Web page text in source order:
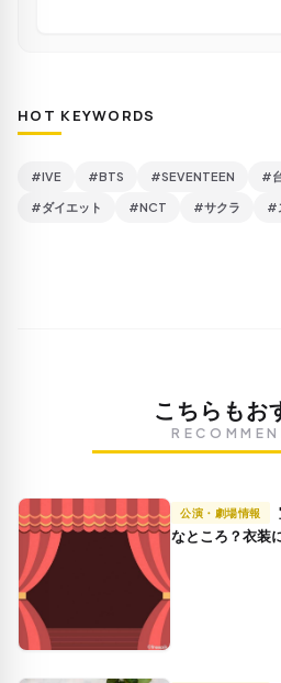
HOT KEYWORDS
#IVE #BTS #SEVENTEEN #
#ダイエット #NCT #サクラ #
こちらもお
公演・劇場情報
なところ？衣装